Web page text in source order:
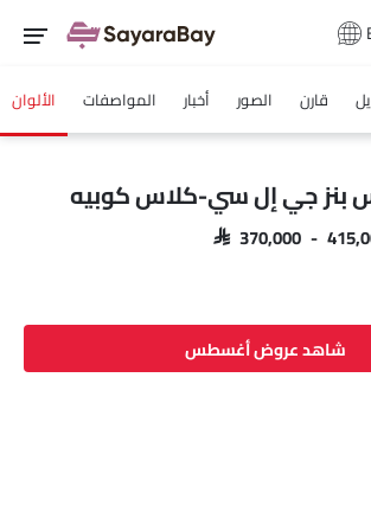
قارن الصور أخبار المواصفات الألوان
بنز جي إل سي-كلاس كوبيه
SAR 370,000 -
شاهد عروض أغسطس